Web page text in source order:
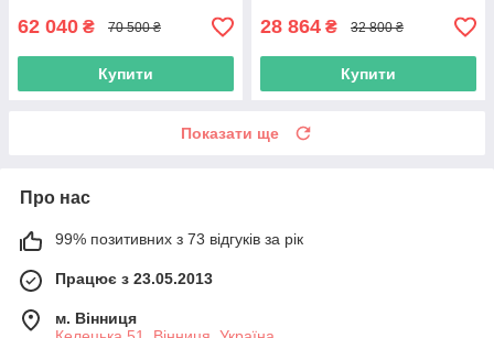
62 040 ₴ 70 500 ₴
Купити
28 864 ₴ 32 800 ₴
Купити
Показати ще
Про нас
99% позитивних з 73 відгуків за рік
Працює з 23.05.2013
м. Вінниця